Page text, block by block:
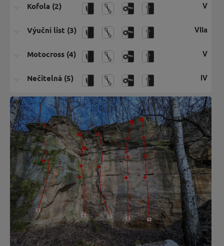
Kofola (2) V
Výuční list (3) VIIa
Motocross (4) V
Nečitelná (5) IV